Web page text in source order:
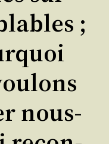
;
nous-